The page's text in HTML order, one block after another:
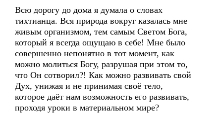
Всю дорогу до дома я думала о словах
тихтианца. Вся природа вокруг казалась мне
живым организмом, тем самым Светом Бога,
который я всегда ощущаю в себе! Мне было
совершенно непонятно в тот момент, как
можно молиться Богу, разрушая при этом то,
что Он сотворил?! Как можно развивать свой
Дух, унижая и не принимая своё тело,
которое даёт нам возможность его развивать,
проходя уроки в материальном мире?